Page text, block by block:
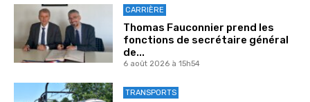
CARRIÈRE
Thomas Fauconnier prend les
fonctions de secrétaire général
de...
6 août 2026 à 15h54
TRANSPORTS